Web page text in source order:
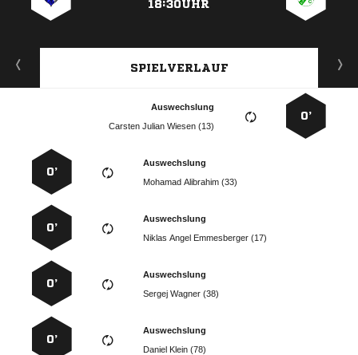
18:30UHR
SPIELVERLAUF
0’
Auswechslung
   
Auswechslung
  
0’
Auswechslung
   
0’
Auswechslung
  
0’
Auswechslung
  
0’